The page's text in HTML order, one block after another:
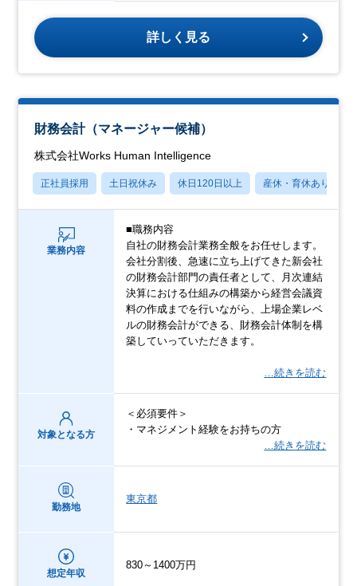
詳しく見る
財務会計（マネージャー候補）
株式会社Works Human Intelligence
正社員採用 土日祝休み 休日120日以上 産休・育休あり
業務内容
■職務内容
自社の財務会計業務全般をお任せします。
会社分割後、急速に立ち上げてきた新会社
の財務会計部門の責任者として、月次連結
決算における仕組みの構築から経営会議資
料の作成までを行いながら、上場企業レベ
ルの財務会計ができる、財務会計体制を構
築していっていただきます。
…続きを読む
対象となる方
＜必須要件＞
・マネジメント経験をお持ちの方
…続きを読む
勤務地
東京都
想定年収
830～1400万円